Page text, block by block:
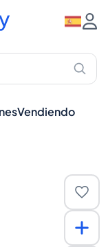
Vendiendo